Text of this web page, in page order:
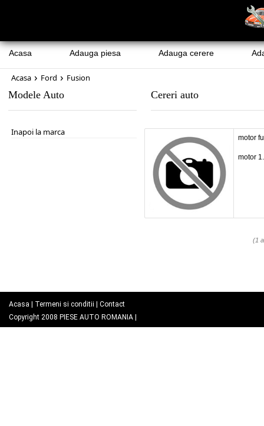
Acasa Adauga piesa Adauga cerere
Acasa › Ford › Fusion
Modele Auto
Inapoi la marca
Cereri auto
motor
motor
(1
Acasa Termeni si conditii
Contact
Copyright 2008 PIESE AUTO ROMANIA